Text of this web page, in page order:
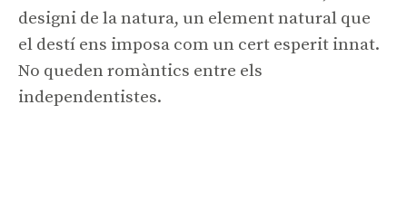
designi de la natura, un element natural que
el destí ens imposa com un cert esperit innat.
No queden romàntics entre els
independentistes.